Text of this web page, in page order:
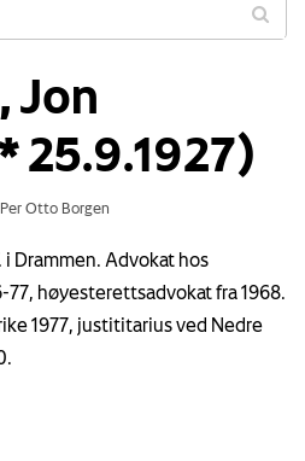
Jon
25.9.1927)
Otto Borgen
Drammen. Advokat hos
77, høyesterettsadvokat fra 1968.
1977, justititarius ved Nedre